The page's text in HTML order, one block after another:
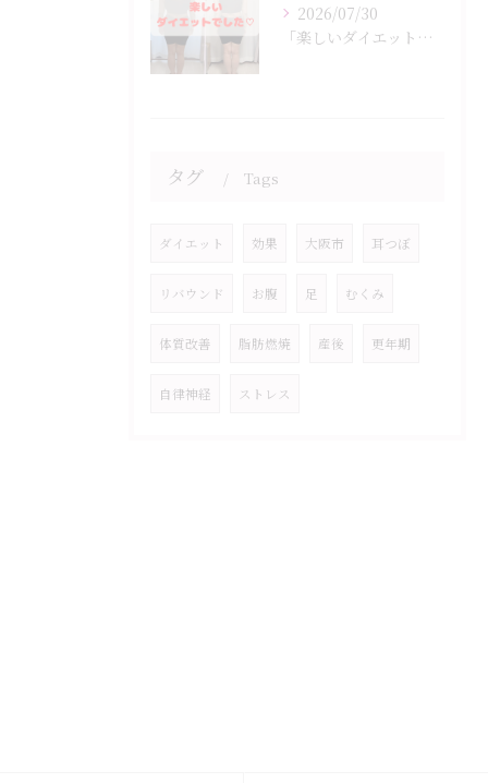
2026/07/30
「楽しいダイエットでした♡」
タグ Tags
ダイエット 効果 大阪市 耳つぼ
リバウンド お腹 足 むくみ
体質改善 脂肪燃焼 産後 更年期
自律神経 ストレス